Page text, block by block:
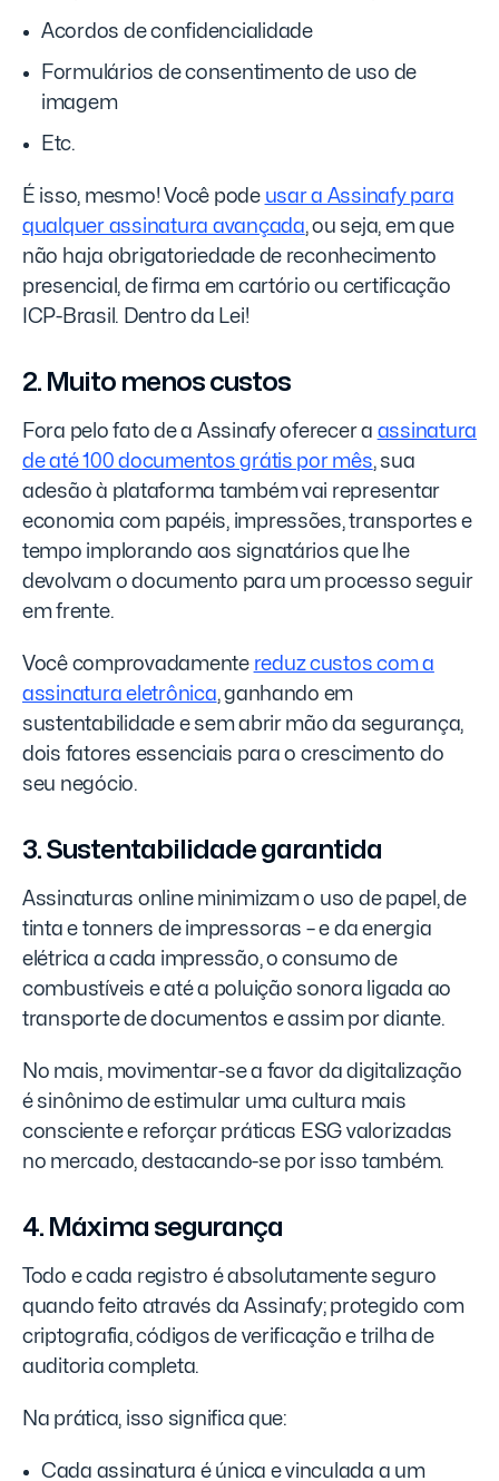
Acordos de confidencialidade
Formulários de consentimento de uso de
imagem
Etc.
É isso, mesmo! Você pode usar a Assinafy para
qualquer assinatura avançada, ou seja, em que
não haja obrigatoriedade de reconhecimento
presencial, de firma em cartório ou certificação
ICP-Brasil. Dentro da Lei!
2. Muito menos custos
Fora pelo fato de a Assinafy oferecer a assinatura
de até 100 documentos grátis por mês, sua
adesão à plataforma também vai representar
economia com papéis, impressões, transportes e
tempo implorando aos signatários que lhe
devolvam o documento para um processo seguir
em frente.
Você comprovadamente reduz custos com a
assinatura eletrônica, ganhando em
sustentabilidade e sem abrir mão da segurança,
dois fatores essenciais para o crescimento do
seu negócio.
3. Sustentabilidade garantida
Assinaturas online minimizam o uso de papel, de
tinta e tonners de impressoras – e da energia
elétrica a cada impressão, o consumo de
combustíveis e até a poluição sonora ligada ao
transporte de documentos e assim por diante.
No mais, movimentar-se a favor da digitalização
é sinônimo de estimular uma cultura mais
consciente e reforçar práticas ESG valorizadas
no mercado, destacando-se por isso também.
4. Máxima segurança
Todo e cada registro é absolutamente seguro
quando feito através da Assinafy; protegido com
criptografia, códigos de verificação e trilha de
auditoria completa.
Na prática, isso significa que:
Cada assinatura é única e vinculada a um